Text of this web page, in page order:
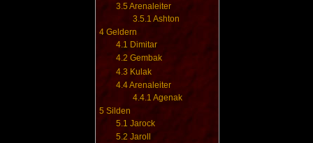
3.5 Arenaleiter
3.5.1 Ashton
4 Geldern
4.1 Dimitar
4.2 Gembak
4.3 Kulak
4.4Arenaleiter
4.4.1 Agenak
5 Silden
5.1 Jarock
5.2 Jaroll